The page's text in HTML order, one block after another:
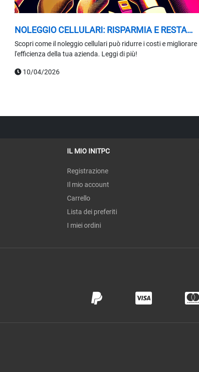
NOLEGGIO CELLULARI: RISPARMIA E RESTA
COMPETITIVO
Scopri come il noleggio cellulari può ridurre i costi e migliorare
l'efficienza della tua azienda. Leggi di più!
10/04/2026
IL MIO INITPC
Registrazione
Il mio account
Carrello
Lista dei preferiti
I miei ordini